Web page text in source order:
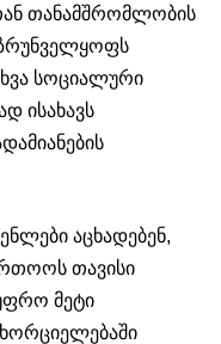
თანამშრომლობის
სოციალური
ისახავს
აცხადებენ,
თავისი
მეტი